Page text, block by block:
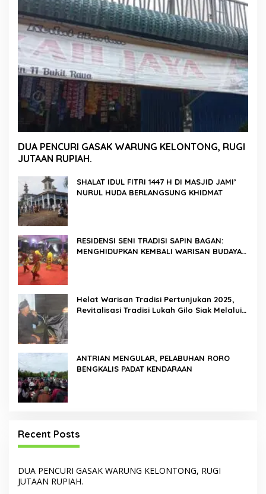
DUA PENCURI GASAK WARUNG KELONTONG, RUGI
JUTAAN RUPIAH.
SHALAT IDUL FITRI 1447 H DI MASJID JAMI’
NURUL HUDA BERLANGSUNG KHIDMAT
RESIDENSI SENI TRADISI SAPIN BAGAN:
MENGHIDUPKAN KEMBALI WARISAN BUDAYA
Helat Warisan Tradisi Pertunjukan 2025,
Revitalisasi Tradisi Lukah Gilo Siak Melalui
ANTRIAN MENGULAR, PELABUHAN RORO
BENGKALIS PADAT KENDARAAN
Recent Posts
DUA PENCURI GASAK WARUNG KELONTONG, RUGI
JUTAAN RUPIAH.